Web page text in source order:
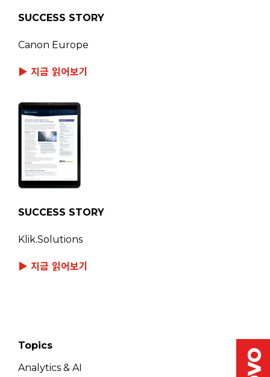
SUCCESS STORY
Canon Europe
▶ 지금 읽어보기
SUCCESS STORY
Klik.Solutions
▶ 지금 읽어보기
Topics
Analytics & AI